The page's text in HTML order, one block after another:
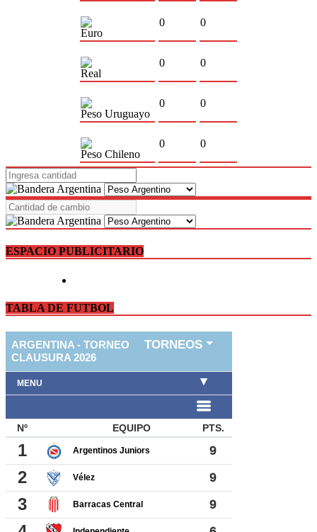
Euro
0 0
Real
0 0
Peso Uruguayo
0 0
Peso Chileno
0 0
ESPACIO PUBLICITARIO
TABLA DE FUTBOL